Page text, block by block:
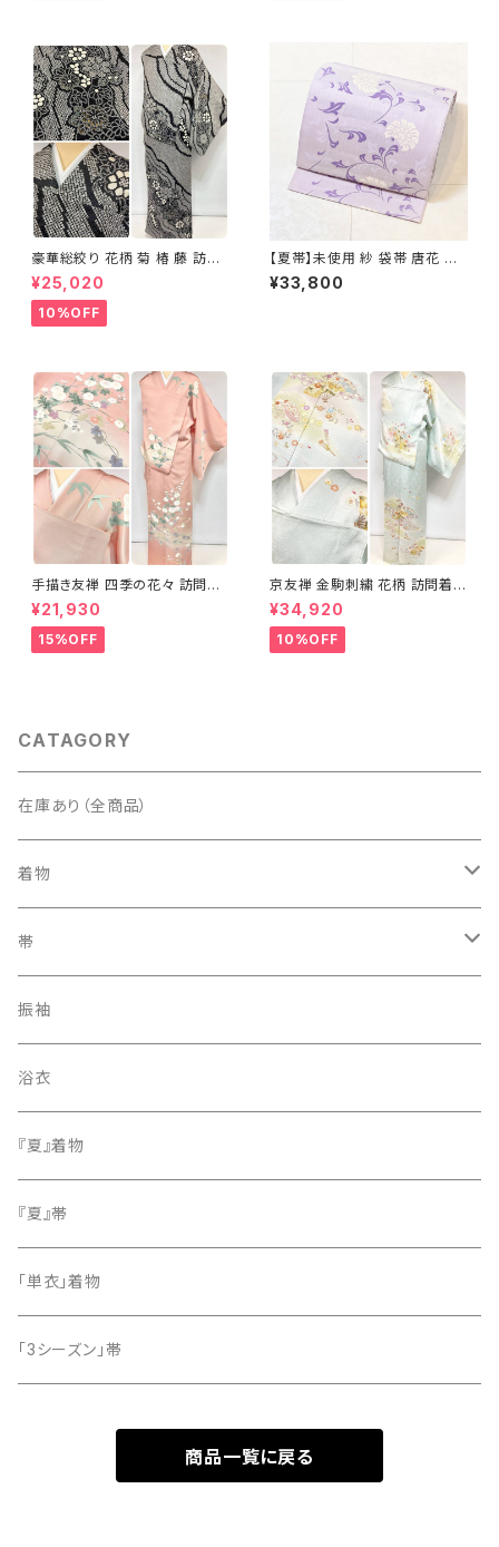
豪華総絞り 花柄 菊 椿 藤 訪問
着 鹿の子絞り ラメ 正絹 黒 白
グレー 1435
¥25,020
10%OFF
【夏帯】未使用 紗 袋帯 唐花 正
絹 紫 白 淡藤色 729
¥33,800
手描き友禅 四季の花々 訪問着
袷 正絹 サーモンピンク クリー
ム 白 桃花色 1434
¥21,930
15%OFF
京友禅 金駒刺繍 花柄 訪問着
正絹 水色 黄緑 パステルカラー
アイスグリーン 1433
¥34,920
10%OFF
CATAGORY
在庫あり（全商品）
着物
訪問着・付下げ
紬
色無地
小紋
留袖
帯
袋帯
名古屋帯
振袖
浴衣
『夏』着物
『夏』帯
「単衣」着物
「3シーズン」帯
商品一覧に戻る